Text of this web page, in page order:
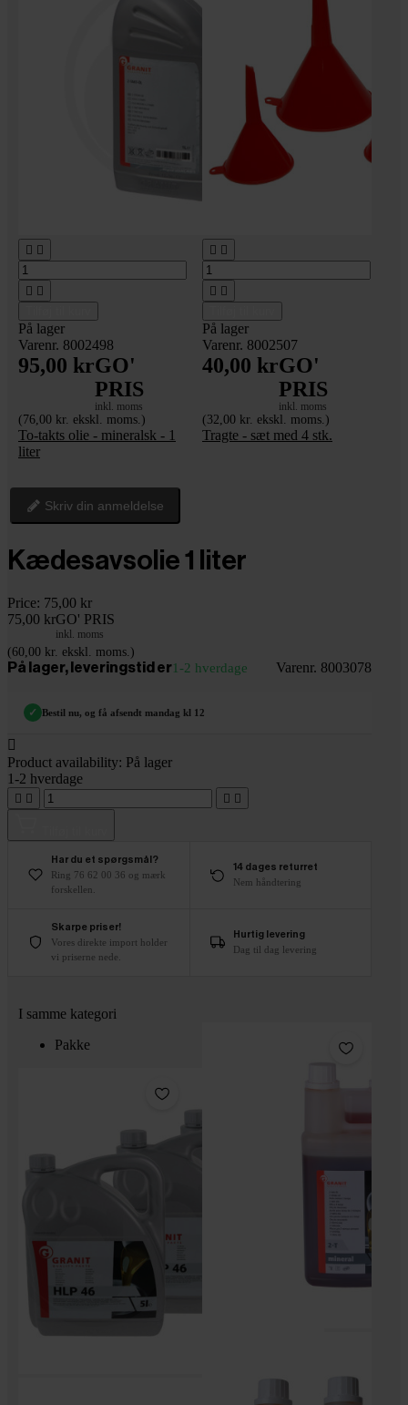
 
 
På lager
Varenr. 8002498
95,00 krGO'
PRIS
inkl. moms
(76,00 kr. ekskl. moms.)
To-takts olie - mineralsk - 1
liter
 
 
På lager
Varenr. 8002507
40,00 krGO'
PRIS
inkl. moms
(32,00 kr. ekskl. moms.)
Tragte - sæt med 4 stk.
Skriv din anmeldelse
Kædesavsolie 1 liter
Price: 75,00 kr
75,00 krGO' PRIS
inkl. moms
(60,00 kr. ekskl. moms.)
På lager, leveringstid er1-2 hverdage Varenr. 8003078
✓ Bestil nu, og få afsendt mandag kl 12

Product availability: På lager
1-2 hverdage
   
Har du et spørgsmål?
Ring 76 62 00 36 og mærk
forskellen.
14 dages returret
Nem håndtering
Skarpe priser!
Vores direkte import holder
vi priserne nede.
Hurtig levering
Dag til dag levering
I samme kategori
Pakke